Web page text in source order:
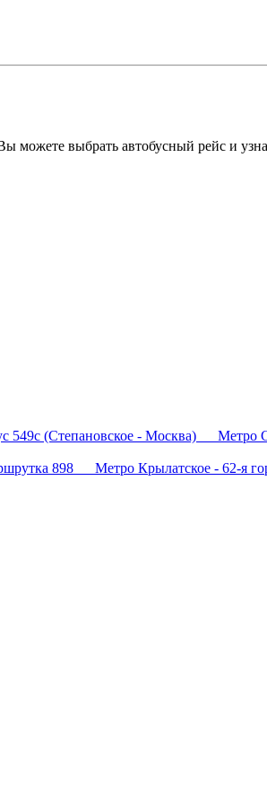
можете выбрать автобусный рейс и
549с (Степановское - Москва) Метро
898 Метро Крылатское - 62-я